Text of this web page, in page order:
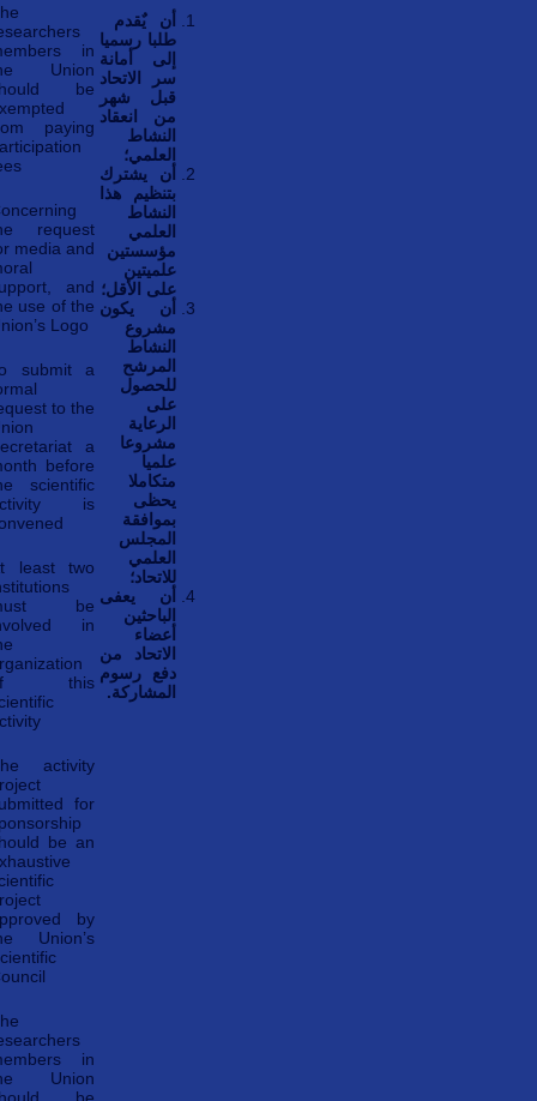
أن يٌقدم
طلبا رسميا
إلى أمانة
سر الاتحاد
قبل شهر
من انعقاد
النشاط
العلمي؛
أن يشترك
بتنظيم هذا
النشاط
العلمي
مؤسستين
علميتين
على الأقل؛
أن يكون
مشروع
النشاط
المرشح
للحصول
على
الرعاية
مشروعا
علميا
متكاملا
يحظى
بموافقة
المجلس
العلمي
للاتحاد؛
أن يعفى
الباحثين
أعضاء
الاتحاد من
دفع رسوم
المشاركة.
in
Union
be
paying
request
media and
and
use of the
Logo
submit a
to the
a
before
scientific
is
least two
be
in
this
activity
for
be an
by
Union’s
in
Union